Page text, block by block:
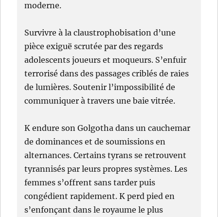
moderne.
Survivre à la claustrophobisation d’une
pièce exiguë scrutée par des regards
adolescents joueurs et moqueurs. S’enfuir
terrorisé dans des passages criblés de raies
de lumières. Soutenir l’impossibilité de
communiquer à travers une baie vitrée.
K endure son Golgotha dans un cauchemar
de dominances et de soumissions en
alternances. Certains tyrans se retrouvent
tyrannisés par leurs propres systèmes. Les
femmes s’offrent sans tarder puis
congédient rapidement. K perd pied en
s’enfonçant dans le royaume le plus